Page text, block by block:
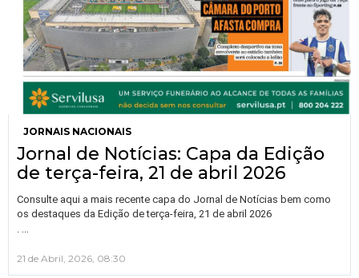
JORNAIS NACIONAIS
Jornal de Notícias: Capa da Edição
de terça-feira, 21 de abril 2026
Consulte aqui a mais recente capa do Jornal de Notícias bem como
os destaques da Edição de terça-feira, 21 de abril 2026
21 de Abril, 2026, 08:30